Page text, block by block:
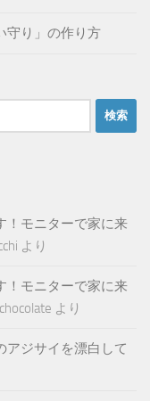
守り」の作り方
！モニターで家に来
より
！モニターで家に来
より
アジサイを漂白して